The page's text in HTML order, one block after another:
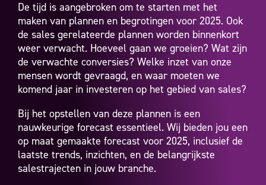
De tijd is aangebroken om te starten met het
maken van plannen en begrotingen voor 2025. Ook
de sales gerelateerde plannen worden binnenkort
weer verwacht. Hoeveel gaan we groeien? Wat zijn
de verwachte conversies? Welke inzet van onze
mensen wordt gevraagd, en waar moeten we
komend jaar in investeren op het gebied van sales?
Bij het opstellen van deze plannen is een
nauwkeurige forecast essentieel. Wij bieden jou een
op maat gemaakte forecast voor 2025, inclusief de
laatste trends, inzichten, en de belangrijkste
salestrajecten in jouw branche.